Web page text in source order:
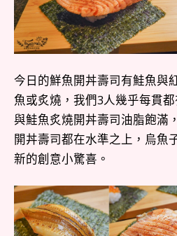
今日的鮮魚開丼壽司有鮭魚與
魚或炙燒，我們3人幾乎每貫
與鮭魚炙燒開丼壽司油脂飽滿
開丼壽司都在水準之上，烏魚
新的創意小驚喜。